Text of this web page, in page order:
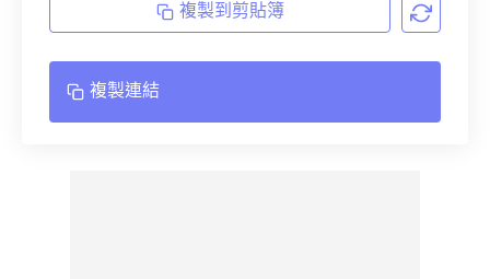
複製到剪貼簿
複製連結